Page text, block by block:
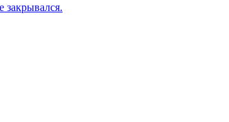
закрывался.